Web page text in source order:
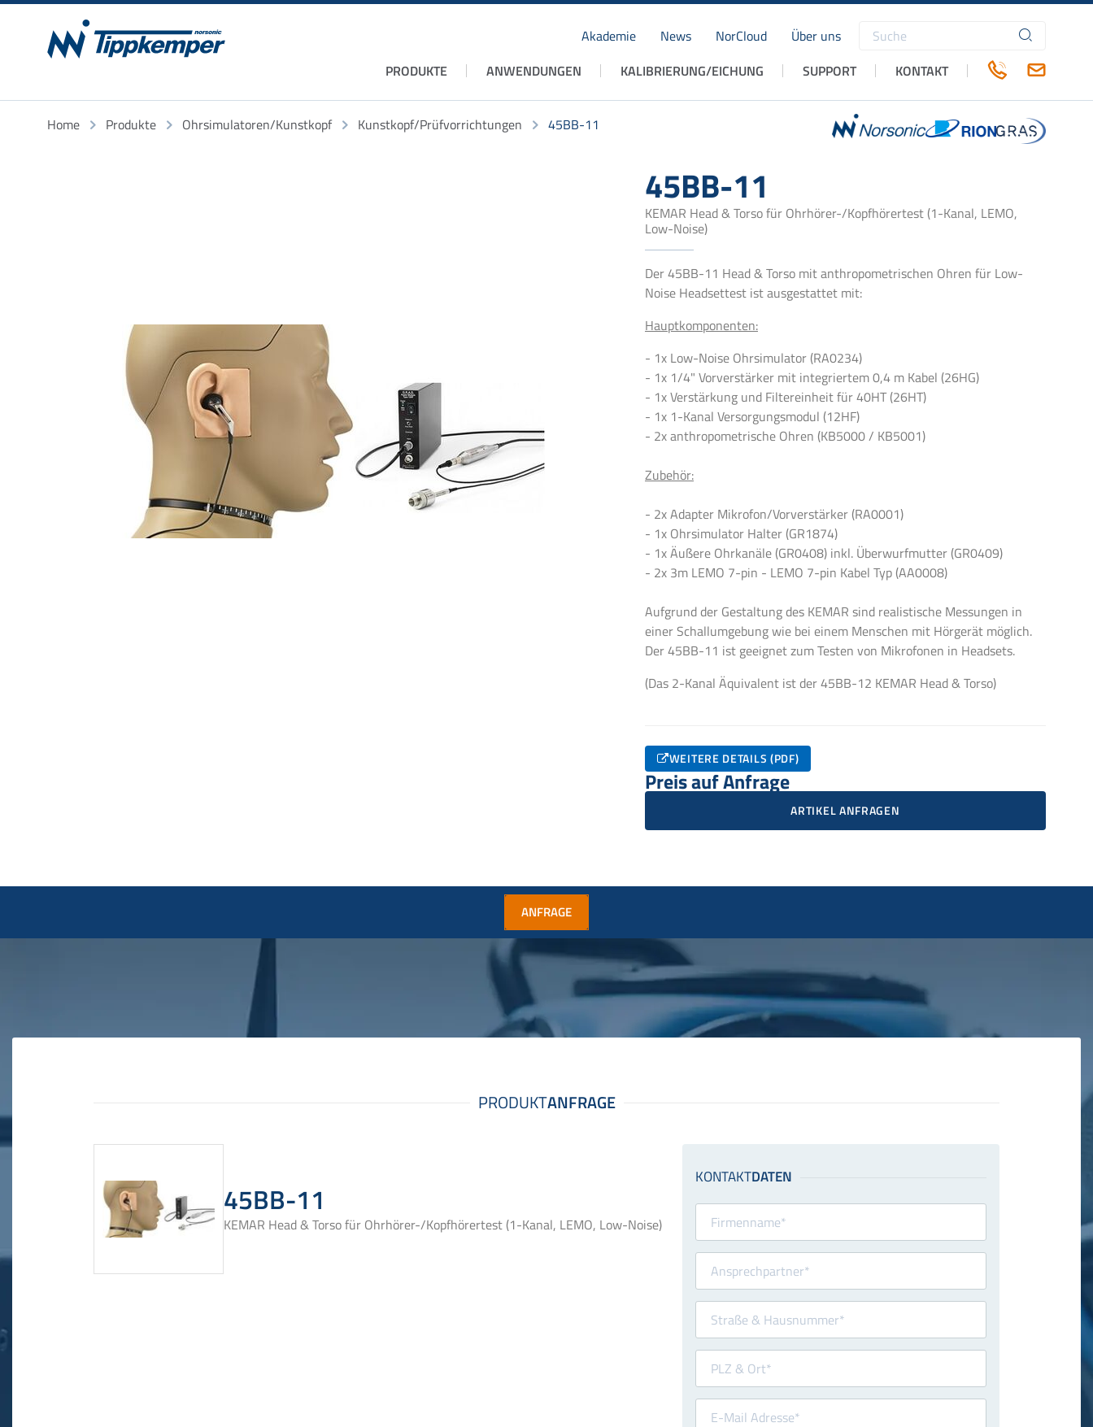
Akademie News NorCloud Über uns
Suchbegriffe
Navigation
PRODUKTE ANWENDUNGEN KALIBRIERUNG/EICHUNG SUPPORT KONTAKT
Home Produkte Ohrsimulatoren/Kunstkopf Kunstkopf/Prüfvorrichtungen 45BB-11
45BB-11
KEMAR Head & Torso für Ohrhörer-/Kopfhörertest (1-Kanal, LEMO,
Low-Noise)
Der 45BB-11 Head & Torso mit anthropometrischen Ohren für Low-
Noise Headsettest ist ausgestattet mit:
Hauptkomponenten:
- 1x Low-Noise Ohrsimulator (RA0234)
- 1x 1/4" Vorverstärker mit integriertem 0,4 m Kabel (26HG)
- 1x Verstärkung und Filtereinheit für 40HT (26HT)
- 1x 1-Kanal Versorgungsmodul (12HF)
- 2x anthropometrische Ohren (KB5000 / KB5001)
Zubehör:
- 2x Adapter Mikrofon/Vorverstärker (RA0001)
- 1x Ohrsimulator Halter (GR1874)
- 1x Äußere Ohrkanäle (GR0408) inkl. Überwurfmutter (GR0409)
- 2x 3m LEMO 7-pin - LEMO 7-pin Kabel Typ (AA0008)
Aufgrund der Gestaltung des KEMAR sind realistische Messungen in
einer Schallumgebung wie bei einem Menschen mit Hörgerät möglich.
Der 45BB-11 ist geeignet zum Testen von Mikrofonen in Headsets.
(Das 2-Kanal Äquivalent ist der 45BB-12 KEMAR Head & Torso)
WEITERE DETAILS (PDF)
Preis auf Anfrage
ARTIKEL ANFRAGEN
ANFRAGE
45BB-11
KEMAR Head & Torso für Ohrhörer-/Kopfhörertest (1-Kanal, LEMO, Low-Noise)